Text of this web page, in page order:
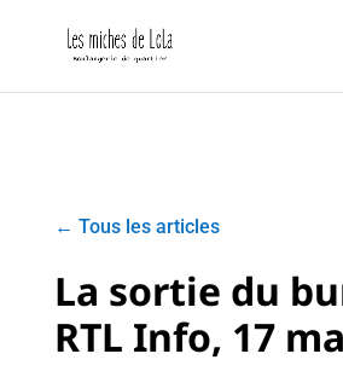
← Tous les articles
La sortie du
RTL Info, 17